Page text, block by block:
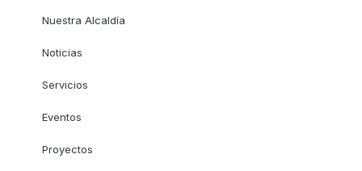
Nuestra Alcaldía
Noticias
Servicios
Eventos
Proyectos